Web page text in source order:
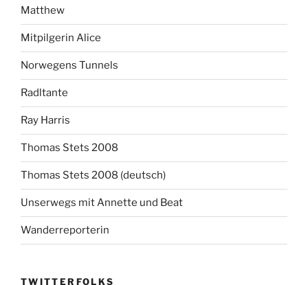
Matthew
Mitpilgerin Alice
Norwegens Tunnels
Radltante
Ray Harris
Thomas Stets 2008
Thomas Stets 2008 (deutsch)
Unserwegs mit Annette und Beat
Wanderreporterin
TWITTERFOLKS